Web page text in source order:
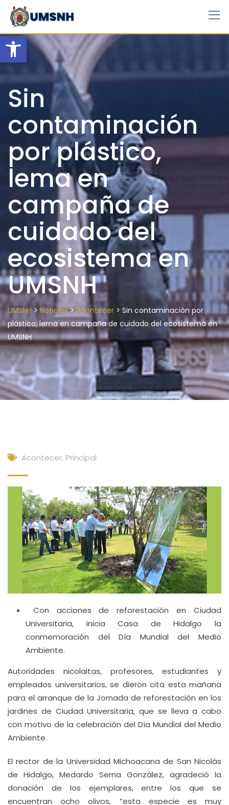
Open toolbar
Skip
content
Sin
contaminación
por plástico,
lema en
campaña de
cuidado del
ecosistema en
UMSNH
UMSNH> Noticias>Acontecer > Sin contaminación por
plástico, lema en campaña de cuidado del ecosistema en
UMSNH
Acontecer, Principal
Con acciones de reforestación en Ciudad
Universitaria, inicia Casa de Hidalgo la
conmemoración del Día Mundial del Medio
Ambiente.
Autoridades nicolaitas, profesores, estudiantes y
empleados universitarios, se dieron cita esta mañana
para el arranque de la Jornada de reforestación en los
jardines de Ciudad Universitaria, que se lleva a cabo
con motivo de la celebración del Día Mundial del Medio
Ambiente.
El rector de la Universidad Michoacana de San Nicolás
de Hidalgo, Medardo Serna González, agradeció la
donación de los ejemplares, entre los que se
encuentran ocho olivos, “esta especie es muy